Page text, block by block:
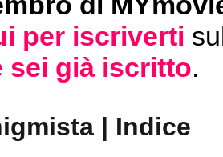
per iscriverti
sei già iscritto.
| Indice